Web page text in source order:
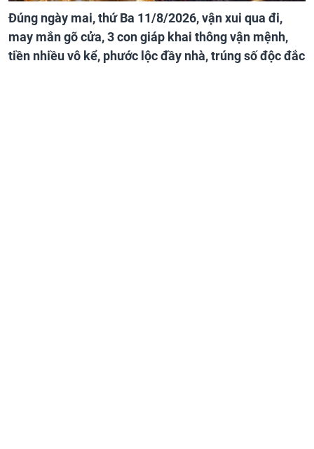
Đúng ngày mai, thứ Ba 11/8/2026, vận xui qua đi,
may mắn gõ cửa, 3 con giáp khai thông vận mệnh,
tiền nhiều vô kể, phước lộc đầy nhà, trúng số độc đắc